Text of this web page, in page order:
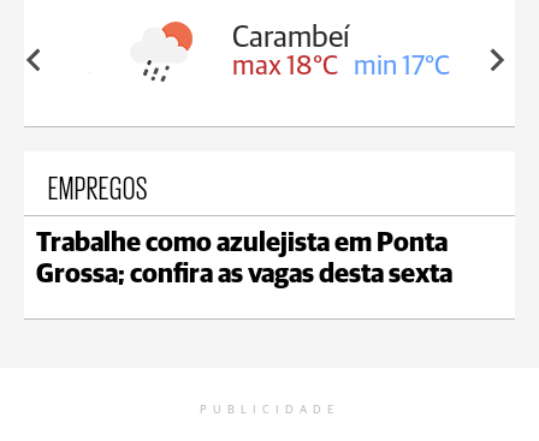
18°C
Carambeí
max 18°C min 17°C
EMPREGOS
Trabalhe como azulejista em Ponta
Grossa; confira as vagas desta sexta
PUBLICIDADE